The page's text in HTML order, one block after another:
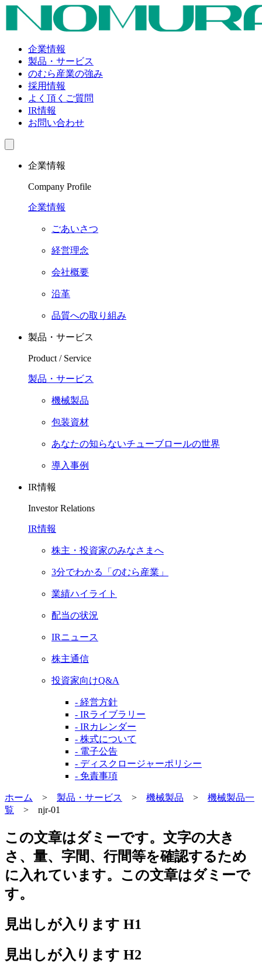
企業情報
製品・サービス
のむら産業の強み
採用情報
よく頂くご質問
IR情報
お問い合わせ
企業情報
Company Profile
企業情報
ごあいさつ
経営理念
会社概要
沿革
品質への取り組み
製品・サービス
Product / Service
製品・サービス
機械製品
包装資材
あなたの知らないチューブロールの世界
導入事例
IR情報
Investor Relations
IR情報
株主・投資家のみなさまへ
3分でわかる「のむら産業」
業績ハイライト
配当の状況
IRニュース
株主通信
投資家向けQ&A
- 経営方針
- IRライブラリー
- IRカレンダー
- 株式について
- 電子公告
- ディスクロージャーポリシー
- 免責事項
ホーム > 製品・サービス > 機械製品 > 機械製品一
覧 > njr-01
この文章はダミーです。文字の大き
さ、量、字間、行間等を確認するため
に入れています。この文章はダミーで
す。
見出しが入ります H1
見出しが入ります H2